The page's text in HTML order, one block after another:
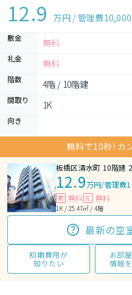
12.9 万円 / 管理費
敷金 無料
礼金 無料
階数 4階 / 10階建
間取り 1K
向き
無料で10秒! カ
板橋区清水町 10階建
12.9万円/管理費
敷 無料 礼 無料
1K / 25.47㎡ / 4階
最新の空
初期費用が
知りたい
お部
情報